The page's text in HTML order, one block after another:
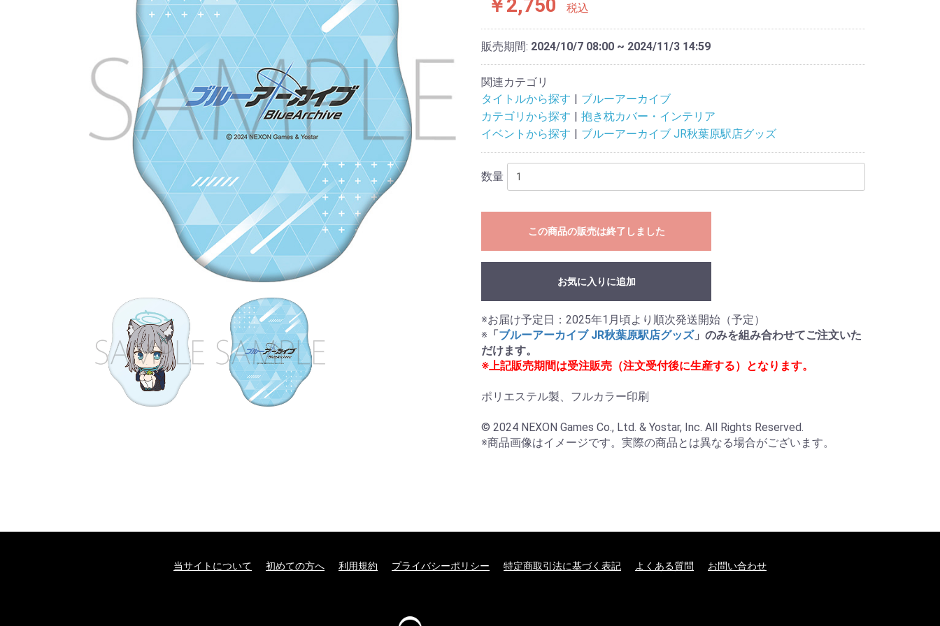
￥2,750 税込
販売期間: 2024/10/7 08:00 ~ 2024/11/3 14:59
関連カテゴリ
タイトルから探す
ブルーアーカイブ
カテゴリから探す
抱き枕カバー・インテリア
イベントから探す
ブルーアーカイブ JR秋葉原駅店グッズ
数量
この商品の販売は終了しました
お気に入りに追加
※お届け予定日：2025年1月頃より順次発送開始（予定）
※ 「ブルーアーカイブ JR秋葉原駅店グッズ」のみを組み合わせてご注文いた
だけます。
※上記販売期間は受注販売（注文受付後に生産する）となります。
ポリエステル製、フルカラー印刷
© 2024 NEXON Games Co., Ltd. & Yostar, Inc. All Rights Reserved.
※商品画像はイメージです。実際の商品とは異なる場合がございます。
当サイトについて 初めての方へ 利用規約 プライバシーポリシー 特定商取引法に基づく表記 よくある質問 お問い合わせ